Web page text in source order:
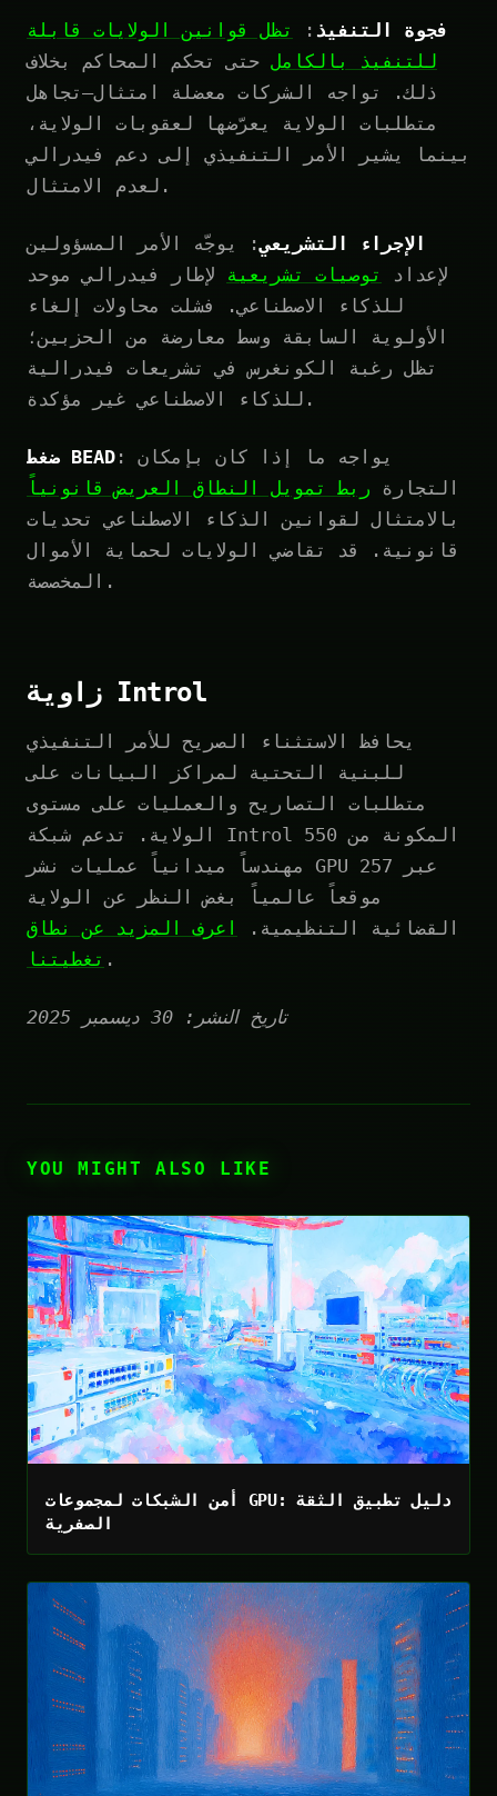
فجوة التنفيذ :
تظل قوانين الولايات قابلة
للتنفيذ بالكامل حتى تحكم المحاكم بخلاف
ذلك. تواجه الشركات معضلة امتثال—تجاهل
متطلبات الولاية يعرّضها لعقوبات الولاية،
بينما يشير الأمر التنفيذي إلى دعم فيدرالي
لعدم الامتثال.
الإجراء التشريعي: يوجّه الأمر المسؤولين
لإعداد
توصيات تشريعية لإطار فيدرالي موحد
للذكاء الاصطناعي. فشلت محاولات إلغاء
الأولوية السابقة وسط معارضة من الحزبين؛
تظل رغبة الكونغرس في تشريعات فيدرالية
للذكاء الاصطناعي غير مؤكدة.
ضغط BEAD : يواجه ما إذا كان بإمكان
التجارة ربط تمويل النطاق العريض قانونياً
بالامتثال لقوانين الذكاء الاصطناعي تحديات
قانونية. قد تقاضي الولايات لحماية الأموال
المخصصة.
زاوية Introl
يحافظ الاستثناء الصريح للأمر التنفيذي
للبنية التحتية لمراكز البيانات على
متطلبات التصاريح والعمليات على مستوى
الولاية. تدعم شبكة Introl المكونة من 550
مهندساً ميدانياً عمليات نشر GPU عبر 257
موقعاً عالمياً بغض النظر عن الولاية
القضائية التنظيمية.
اعرف المزيد عن نطاق
تغطيتنا .
تاريخ النشر: 30 ديسمبر 2025
YOU MIGHT ALSO LIKE
أمن الشبكات لمجموعات GPU: دليل تطبيق الثقة
الصفرية